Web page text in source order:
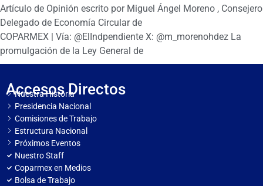
Artículo de Opinión escrito por Miguel Ángel Moreno , Consejero
Delegado de Economía Circular de
COPARMEX | Vía: @ElIndpendiente X: @m_morenohdez La
promulgación de la Ley General de
Accesos Directos
Nuestra Historia
Presidencia Nacional
Comisiones de Trabajo
Estructura Nacional
Próximos Eventos
Nuestro Staff
Coparmex en Medios
Bolsa de Trabajo